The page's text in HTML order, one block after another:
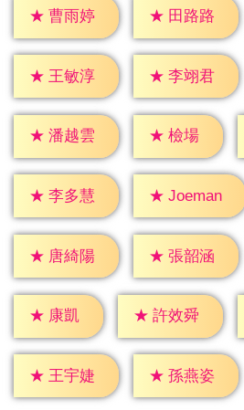
★ 曹雨婷 ★ 田路路
★ 王敏淳 ★ 李翊君
★ 潘越雲 ★ 檢場
★ 李多慧 ★ Joeman
★ 唐綺陽 ★ 張韶涵
★ 康凱 ★ 許效舜
★ 王宇婕 ★ 孫燕姿